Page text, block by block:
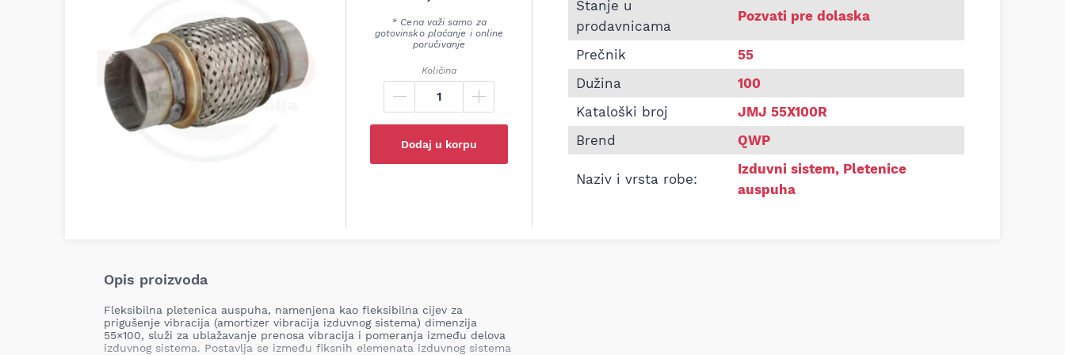
* Cena važi samo za
gotovinsko plaćanje i online
poručivanje
Količina
Dodaj u korpu
Stanje u
prodavnicama
Pozvati pre dolaska
Prečnik
55
Dužina
100
Kataloški broj
JMJ 55X100R
Brend
QWP
Naziv i vrsta robe:
Izduvni sistem, Pletenice
auspuha
Opis proizvoda
Fleksibilna pletenica auspuha, namenjena kao fleksibilna cijev za
prigušenje vibracija (amortizer vibracija izduvnog sistema) dimenzija
55×100, služi za ublažavanje prenosa vibracija i pomeranja između delova
izduvnog sistema. Postavlja se između fiksnih elemenata izduvnog sistema